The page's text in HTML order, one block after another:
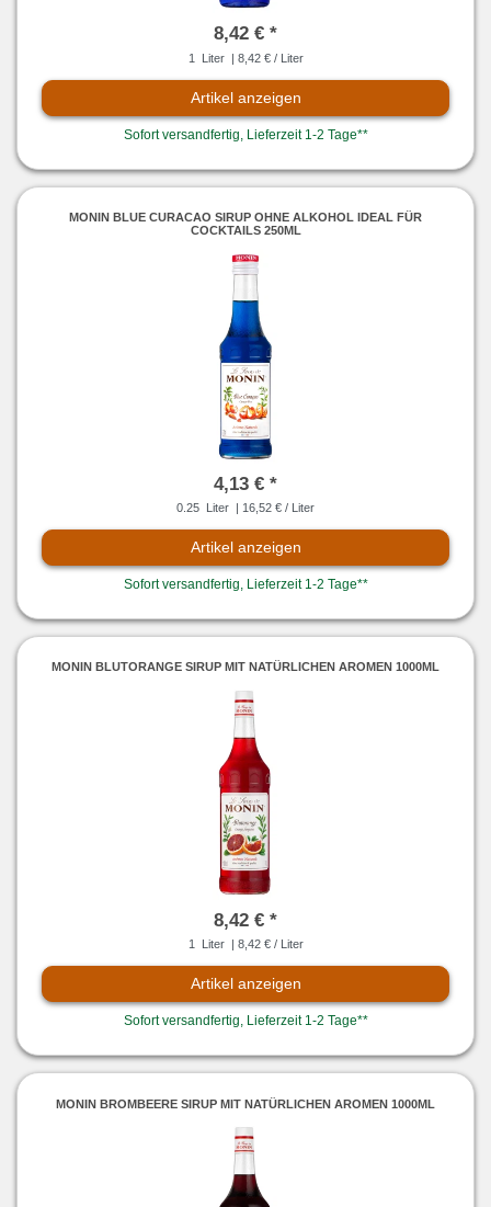
8,42 € *
1 Liter | 8,42 € / Liter
Artikel anzeigen
Sofort versandfertig, Lieferzeit 1-2 Tage**
MONIN BLUE CURACAO SIRUP OHNE ALKOHOL IDEAL FÜR
COCKTAILS 250ML
4,13 € *
0.25 Liter | 16,52 € / Liter
Artikel anzeigen
Sofort versandfertig, Lieferzeit 1-2 Tage**
MONIN BLUTORANGE SIRUP MIT NATÜRLICHEN AROMEN 1000ML
8,42 € *
1 Liter | 8,42 € / Liter
Artikel anzeigen
Sofort versandfertig, Lieferzeit 1-2 Tage**
MONIN BROMBEERE SIRUP MIT NATÜRLICHEN AROMEN 1000ML